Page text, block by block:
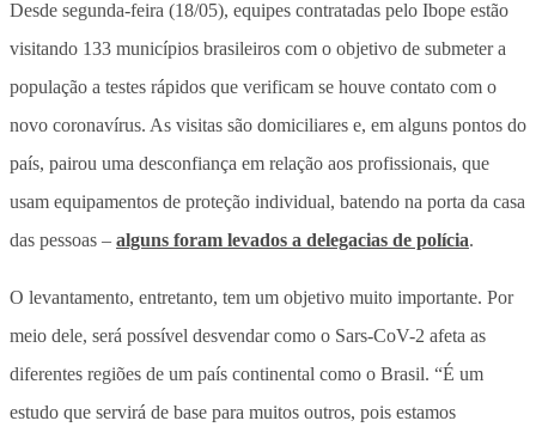
Desde segunda-feira (18/05), equipes contratadas pelo Ibope estão
visitando 133 municípios brasileiros com o objetivo de submeter a
população a testes rápidos que verificam se houve contato com o
novo coronavírus. As visitas são domiciliares e, em alguns pontos do
país, pairou uma desconfiança em relação aos profissionais, que
usam equipamentos de proteção individual, batendo na porta da casa
das pessoas – alguns foram levados a delegacias de polícia.
O levantamento, entretanto, tem um objetivo muito importante. Por
meio dele, será possível desvendar como o Sars-CoV-2 afeta as
diferentes regiões de um país continental como o Brasil. “É um
estudo que servirá de base para muitos outros, pois estamos